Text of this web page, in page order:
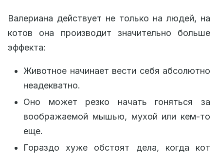
Валериана действует не только на людей, на
котов она производит значительно больше
эффекта:
Животное начинает вести себя абсолютно
неадекватно.
Оно может резко начать гоняться за
воображаемой мышью, мухой или кем-то
еще.
Гораздо хуже обстоят дела, когда кот